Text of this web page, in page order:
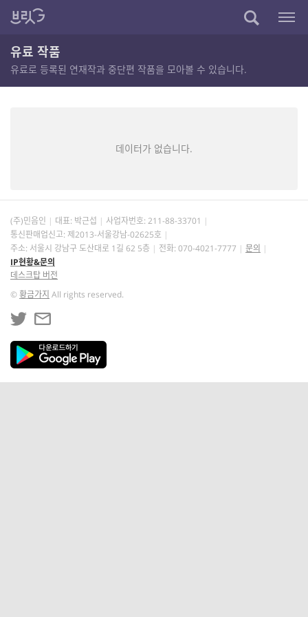
유료 작품
유료로 등록된 연재작과 중단편 작품을 모아볼 수 있습니다.
데이터가 없습니다.
(주)민음인 대표: 박근섭 사업자번호: 211-88-33701
통신판매업신고: 제2013-서울강남-02625호
주소: 서울시 강남구 도산대로 1길 62 5층
전화: 070-4021-7777
문의
IP현황&문의
데스크탑 버전
©황금가지 All rights reserved.